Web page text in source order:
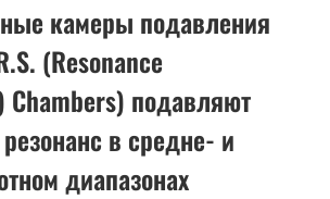
камеры подавления
(Resonance
Chambers) подавляют
в средне- и
диапазонах